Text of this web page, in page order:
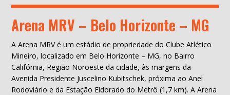
Arena MRV – Belo Horizonte – MG
A Arena MRV é um estádio de propriedade do Clube Atlético
Mineiro, localizado em Belo Horizonte – MG, no Bairro
Califórnia, Região Noroeste da cidade, às margens da
Avenida Presidente Juscelino Kubitschek, próxima ao Anel
Rodoviário e da Estação Eldorado do Metrô (1,7 km). A Arena